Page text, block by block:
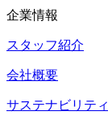
企業情報
スタッフ紹介
会社概要
サステナビリティ